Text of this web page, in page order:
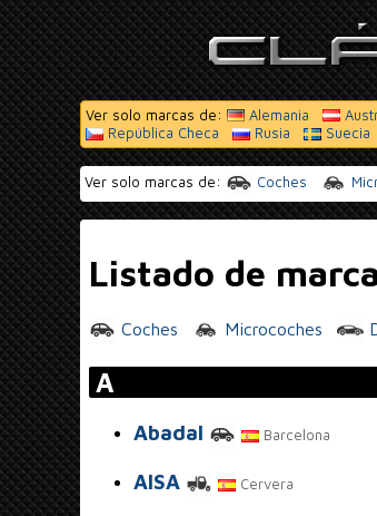
Ver solo marcas de: Alemania
República Checa
Rusia Suecia
Ver solo marcas de: Coches
Listado de
Coches Microcoches
A
Abadal Barcelona
AISA Cervera